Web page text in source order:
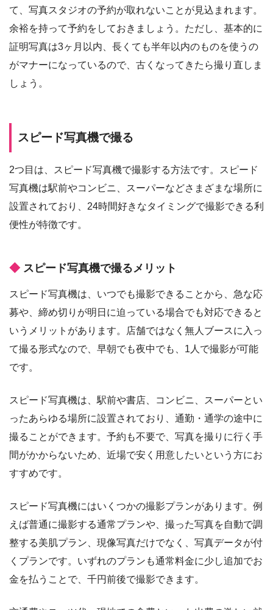
て、写真スタジオの予約が取れないことが見込まれます。
余裕を持って予約をしておきましょう。ただし、基本的に
証明写真は3ヶ月以内、長くても半年以内のものを使うの
がマナーになっているので、古くなってきたら撮り直しま
しょう。
スピード写真機で撮る
2つ目は、スピード写真機で撮影する方法です。スピード
写真機は駅前やコンビニ、スーパーなどさまざまな場所に
設置されており、24時間好きなタイミングで撮影できる利
便性が特徴です。
スピード写真機で撮るメリット
スピード写真機は、いつでも撮影できることから、急な応
募や、締め切りが明日に迫っている場合でも対応できると
いうメリットがあります。店舗ではなく無人ブースに入っ
て撮る形式なので、早朝でも夜中でも、1人で撮影が可能
です。
スピード写真機は、駅前や書店、コンビニ、スーパーとい
ったあらゆる場所に設置されており、通勤・通学の途中に
撮ることができます。予約も不要で、写真を撮りに行く手
間がかからないため、近場で安く用意したいという方にお
すすめです。
スピード写真機にはいくつかの撮影プランがあります。例
えば普通に撮影する通常プランや、撮った写真を自動で調
整する美肌プラン、現像写真だけでなく、写真データが付
くプランです。いずれのプランも通常料金に少し追加でお
金を払うことで、千円前後で撮影できます。